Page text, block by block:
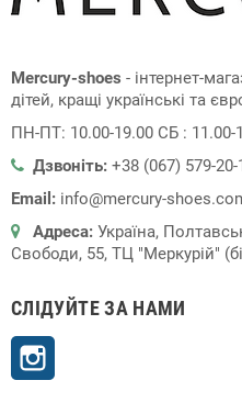
Mercury-shoes - інтернет-
дітей, кращі українські та
ПН-ПТ: 10.00-19.00 СБ : 11.00-
Дзвоніть: +38 (067) 579-20-
Email: info@mercury-
Адреса: Україна,
Свободи, 55, ТЦ "Меркурій"
СЛІДУЙТЕ ЗА НАМИ